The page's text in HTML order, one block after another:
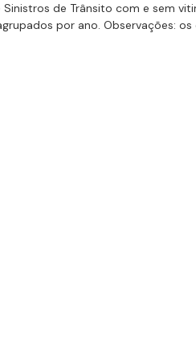
Sinistros de Trânsito com e sem
por ano. Observações: os